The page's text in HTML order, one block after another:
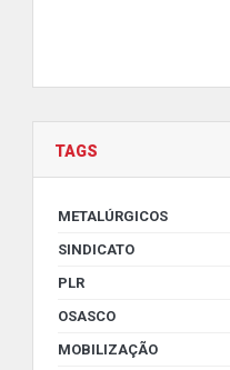
TAGS
METALÚRGICOS
SINDICATO
PLR
OSASCO
MOBILIZAÇÃO